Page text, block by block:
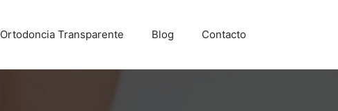
Ortodoncia Transparente Blog Contacto